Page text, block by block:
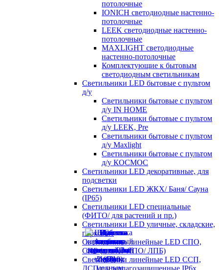
потолочные
IONICH светодиодные настенно-
потолочные
LEEK светодиодные настенно-
потолочные
MAXLIGHT светодиодные
настенно-потолочные
Комплектующие к бытовым
светодиодным светильникам
Светильники LED бытовые с пультом
д/у
Светильники бытовые с пультом
д/у IN HOME
Светильники бытовые с пультом
д/у LEEK, Pre
Светильники бытовые с пультом
д/у Maxlight
Светильники бытовые с пультом
д/у КОСМОС
Светильники LED декоративные, для
подсветки
Светильники LED ЖКХ/ Баня/ Сауна
(IP65)
Светильники LED специальные
(ФИТО/ для растений и пр.)
Светильники LED уличные, складские,
парковые
Светильники линейные LED СПО,
СПБ (аналог ЛПО/ ЛПБ)
Светильники линейные LED ССП,